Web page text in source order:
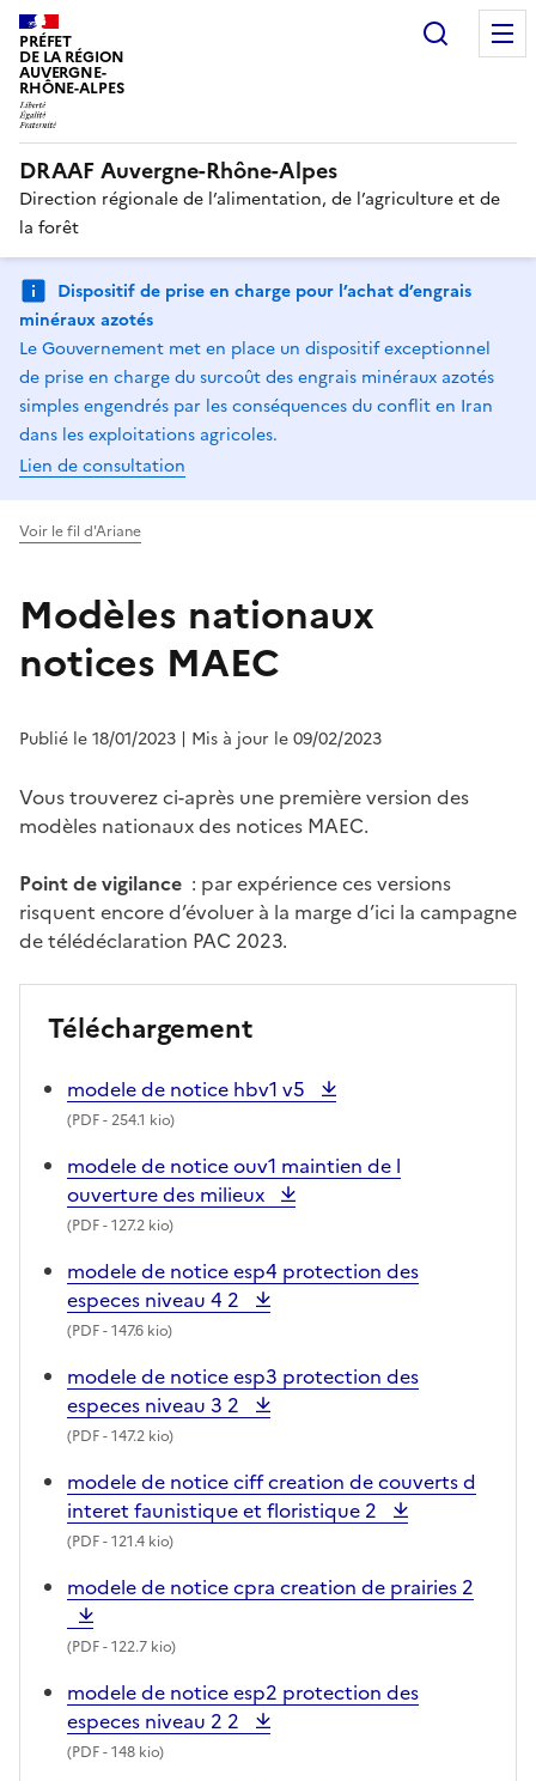
PRÉFET
DE LA RÉGION
AUVERGNE-
RHÔNE-ALPES
DRAAF Auvergne-Rhône-Alpes
Direction régionale de l’alimentation, de l’agriculture et de
la forêt
Dispositif de prise en charge pour l’achat d’engrais
minéraux azotés
Le Gouvernement met en place un dispositif exceptionnel
de prise en charge du surcoût des engrais minéraux azotés
simples engendrés par les conséquences du conflit en Iran
dans les exploitations agricoles.
Lien de consultation
Voir le fil d'Ariane
Modèles nationaux
notices MAEC
Publié le 18/01/2023 | Mis à jour le 09/02/2023
Vous trouverez ci-après une première version des
modèles nationaux des notices MAEC.
Point de vigilance : par expérience ces versions
risquent encore d’évoluer à la marge d’ici la campagne
de télédéclaration PAC 2023.
Téléchargement
modele de notice hbv1 v5
(PDF- 254.1 kio)
modele de notice ouv1 maintien de l
ouverture des milieux
(PDF- 127.2 kio)
modele de notice esp4 protection des
especes niveau 4 2
(PDF- 147.6 kio)
modele de notice esp3 protection des
especes niveau 3 2
(PDF- 147.2 kio)
modele de notice ciff creation de couverts d
interet faunistique et floristique 2
(PDF- 121.4 kio)
modele de notice cpra creation de prairies 2
(PDF- 122.7 kio)
modele de notice esp2 protection des
especes niveau 2 2
(PDF- 148 kio)